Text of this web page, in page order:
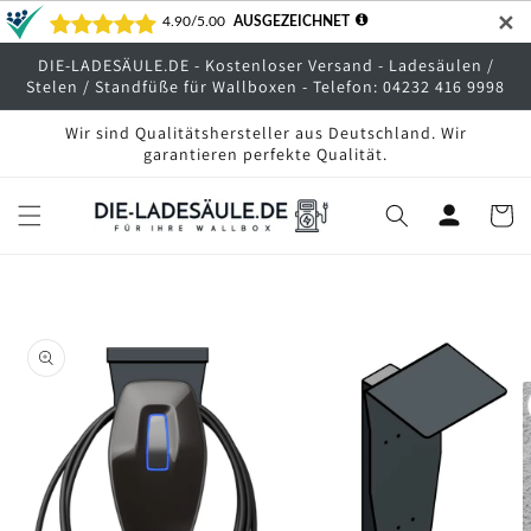
✕
Direkt
zum
Inhalt
DIE-LADESÄULE.DE - Kostenloser Versand - Ladesäulen /
Stelen / Standfüße für Wallboxen - Telefon: 04232 416 9998
Wir sind Qualitätshersteller aus Deutschland. Wir
garantieren perfekte Qualität.